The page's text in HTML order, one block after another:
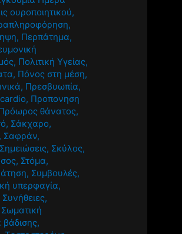
ουροποιητικού,
,
, Περπάτημα,
, Πολιτική Υγείας,
, Πόνος στη μέση,
, Πρεσβυωπία,
, Προπονηση
θάνατος,
, Σάκχαρο,
, Σαφράν,
Σημειώσεις, Σκύλος,
, Στόμα,
, Συμβουλές,
υπερφαγία,
Συνήθειες,
Σωματική
,